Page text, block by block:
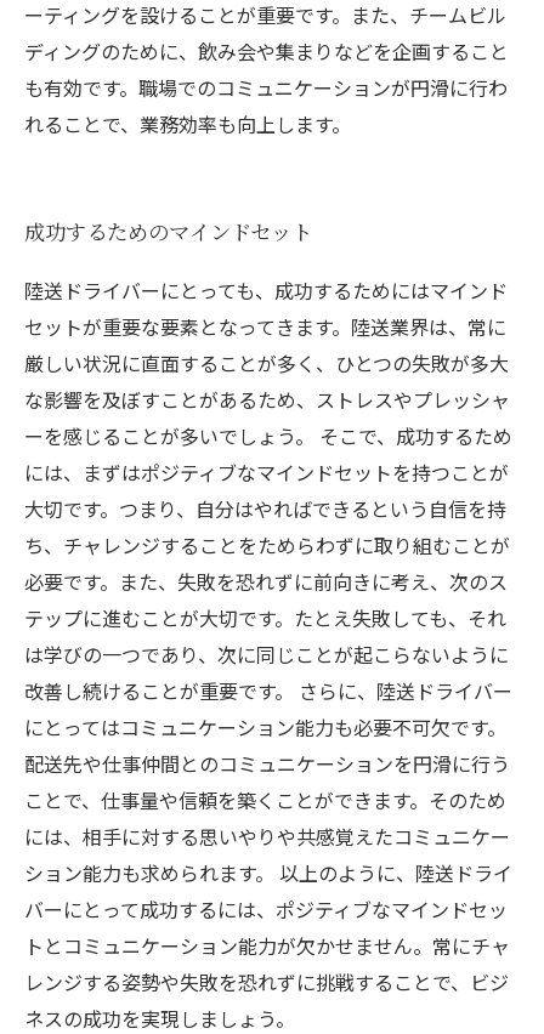
ーティングを設けることが重要です。また、チームビル
ディングのために、飲み会や集まりなどを企画すること
も有効です。職場でのコミュニケーションが円滑に行わ
れることで、業務効率も向上します。
成功するためのマインドセット
陸送ドライバーにとっても、成功するためにはマインド
セットが重要な要素となってきます。陸送業界は、常に
厳しい状況に直面することが多く、ひとつの失敗が多大
な影響を及ぼすことがあるため、ストレスやプレッシャ
ーを感じることが多いでしょう。 そこで、成功するため
には、まずはポジティブなマインドセットを持つことが
大切です。つまり、自分はやればできるという自信を持
ち、チャレンジすることをためらわずに取り組むことが
必要です。また、失敗を恐れずに前向きに考え、次のス
テップに進むことが大切です。たとえ失敗しても、それ
は学びの一つであり、次に同じことが起こらないように
改善し続けることが重要です。 さらに、陸送ドライバー
にとってはコミュニケーション能力も必要不可欠です。
配送先や仕事仲間とのコミュニケーションを円滑に行う
ことで、仕事量や信頼を築くことができます。そのため
には、相手に対する思いやりや共感覚えたコミュニケー
ション能力も求められます。 以上のように、陸送ドライ
バーにとって成功するには、ポジティブなマインドセッ
トとコミュニケーション能力が欠かせません。常にチャ
レンジする姿勢や失敗を恐れずに挑戦することで、ビジ
ネスの成功を実現しましょう。